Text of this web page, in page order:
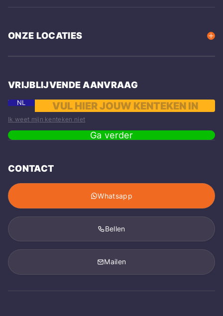
ONZE LOCATIES
VRIJBLIJVENDE AANVRAAG
NL
Ik weet mijn kenteken niet
Ga verder
CONTACT
Whatsapp
Bellen
Mailen